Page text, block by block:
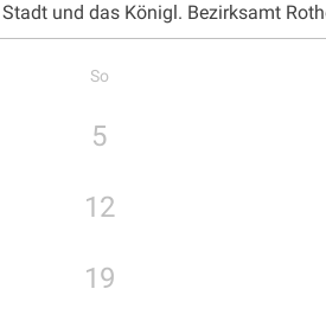
und das Königl. Bezirksamt
So
5
12
19